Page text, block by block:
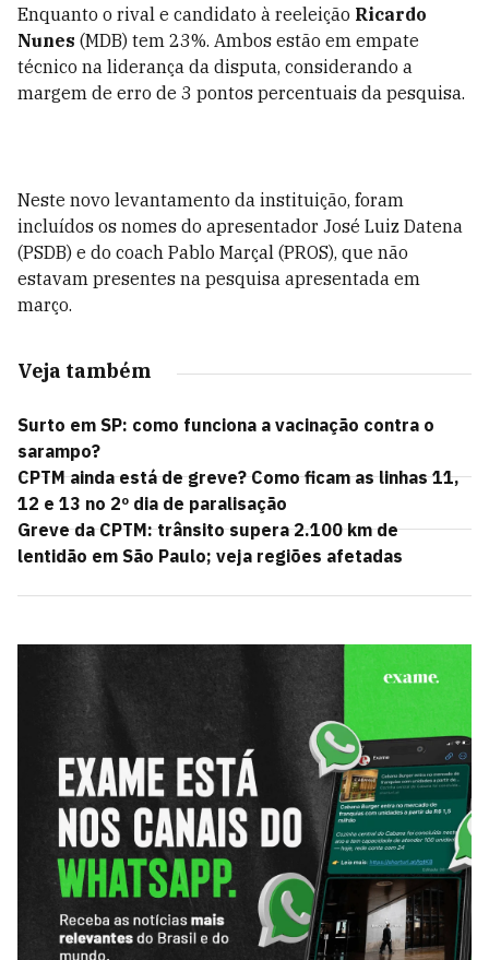
Enquanto o rival e candidato à reeleição Ricardo
Nunes (MDB) tem 23%. Ambos estão em empate
técnico na liderança da disputa, considerando a
margem de erro de 3 pontos percentuais da pesquisa.
Neste novo levantamento da instituição, foram
incluídos os nomes do apresentador José Luiz Datena
(PSDB) e do coach Pablo Marçal (PROS), que não
estavam presentes na pesquisa apresentada em
março.
Veja também
Surto em SP: como funciona a vacinação contra o
sarampo?
CPTM ainda está de greve? Como ficam as linhas 11,
12 e 13 no 2º dia de paralisação
Greve da CPTM: trânsito supera 2.100 km de
lentidão em São Paulo; veja regiões afetadas